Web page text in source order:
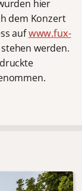
hier
dem Konzert
aufwww.fux-
werden.